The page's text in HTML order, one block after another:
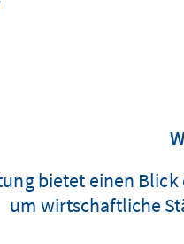
bietet einen
um wirtschaftliche